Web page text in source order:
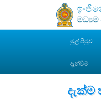
මධ්‍යම
මුල් පිටුව
දැන්වීම්
දැක්ම